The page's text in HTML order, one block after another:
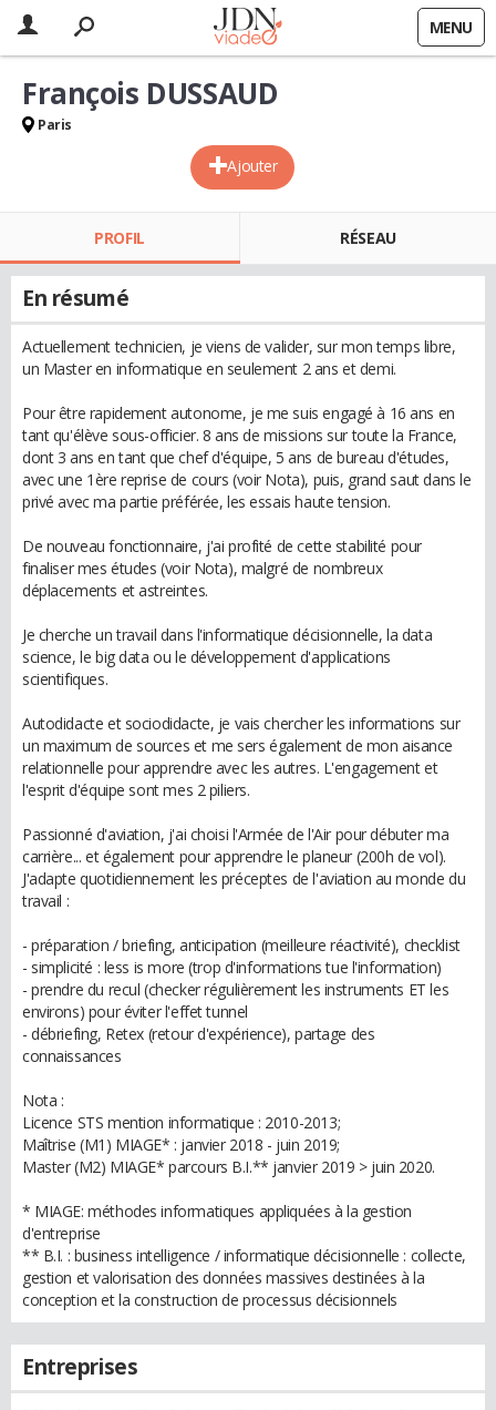
MENU
Ajouter
François DUSSAUD
Paris
PROFIL RÉSEAU
En résumé
Actuellement technicien, je viens de valider, sur mon temps libre,
un Master en informatique en seulement 2 ans et demi.
Pour être rapidement autonome, je me suis engagé à 16 ans en
tant qu'élève sous-officier. 8 ans de missions sur toute la France,
dont 3 ans en tant que chef d'équipe, 5 ans de bureau d'études,
avec une 1ère reprise de cours (voir Nota), puis, grand saut dans le
privé avec ma partie préférée, les essais haute tension.
De nouveau fonctionnaire, j'ai profité de cette stabilité pour
finaliser mes études (voir Nota), malgré de nombreux
déplacements et astreintes.
Je cherche un travail dans l'informatique décisionnelle, la data
science, le big data ou le développement d'applications
scientifiques.
Autodidacte et sociodidacte, je vais chercher les informations sur
un maximum de sources et me sers également de mon aisance
relationnelle pour apprendre avec les autres. L'engagement et
l'esprit d'équipe sont mes 2 piliers.
Passionné d'aviation, j'ai choisi l'Armée de l'Air pour débuter ma
carrière... et également pour apprendre le planeur (200h de vol).
J'adapte quotidiennement les préceptes de l'aviation au monde du
travail :
- préparation / briefing, anticipation (meilleure réactivité), checklist
- simplicité : less is more (trop d'informations tue l'information)
- prendre du recul (checker régulièrement les instruments ET les
environs) pour éviter l'effet tunnel
- débriefing, Retex (retour d'expérience), partage des
connaissances
Nota :
Licence STS mention informatique : 2010-2013;
Maîtrise (M1) MIAGE* : janvier 2018 - juin 2019;
Master (M2) MIAGE* parcours B.I.** janvier 2019 > juin 2020.
* MIAGE: méthodes informatiques appliquées à la gestion
d'entreprise
** B.I. : business intelligence / informatique décisionnelle : collecte,
gestion et valorisation des données massives destinées à la
conception et la construction de processus décisionnels
Entreprises